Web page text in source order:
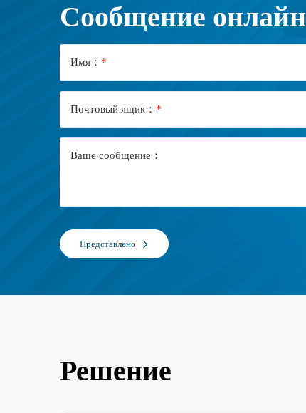
Сообщение онлайн
Имя： *
Почтовый ящик： *
Ваше сообщение：
Представлено
Решение